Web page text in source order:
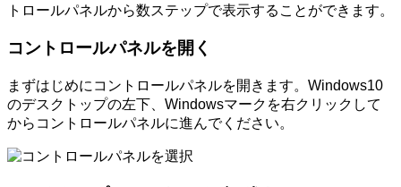
トロールパネルから数ステップで表示することができます。
コントロールパネルを開く
まずはじめにコントロールパネルを開きます。Windows10
のデスクトップの左下、Windowsマークを右クリックして
からコントロールパネルに進んでください。